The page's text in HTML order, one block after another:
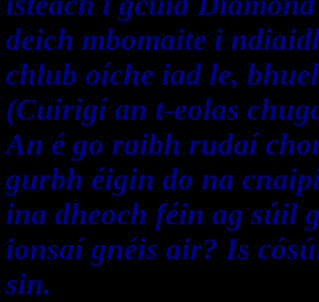
deich mbomaite i
chlub oíche iad le,
(Cuirigí an t-eolas
An é go raibh rudaí
gurbh éigin do na
ina dheoch féin ag súil
ionsaí gnéis air? Is
sin.